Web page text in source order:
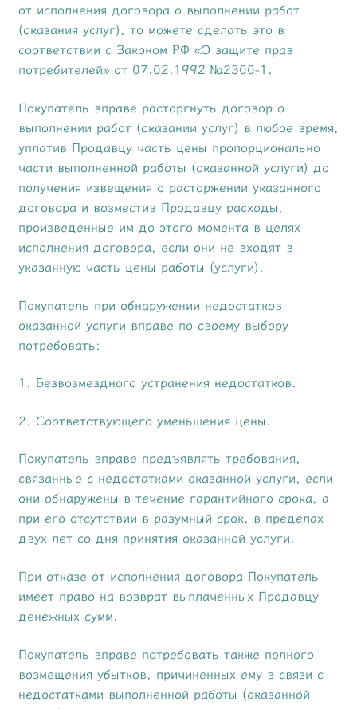
от исполнения договора о выполнении работ
(оказания услуг), то можете сделать это в
соответствии с Законом РФ «О защите прав
потребителей» от 07.02.1992 №2300-1.
Покупатель вправе расторгнуть договор о
выполнении работ (оказании услуг) в любое время,
уплатив Продавцу часть цены пропорционально
части выполненной работы (оказанной услуги) до
получения извещения о расторжении указанного
договора и возместив Продавцу расходы,
произведенные им до этого момента в целях
исполнения договора, если они не входят в
указанную часть цены работы (услуги).
Покупатель при обнаружении недостатков
оказанной услуги вправе по своему выбору
потребовать:
1. Безвозмездного устранения недостатков.
2. Соответствующего уменьшения цены.
Покупатель вправе предъявлять требования,
связанные с недостатками оказанной услуги, если
они обнаружены в течение гарантийного срока, а
при его отсутствии в разумный срок, в пределах
двух лет со дня принятия оказанной услуги.
При отказе от исполнения договора Покупатель
имеет право на возврат выплаченных Продавцу
денежных сумм.
Покупатель вправе потребовать также полного
возмещения убытков, причиненных ему в связи с
недостатками выполненной работы (оказанной